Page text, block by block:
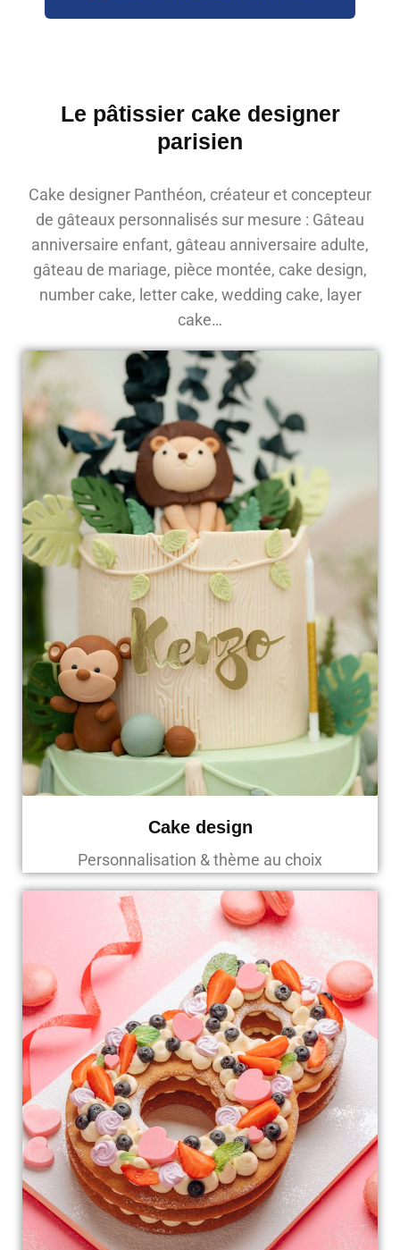
Le pâtissier cake designer
parisien
Cake designer Panthéon, créateur et concepteur
de gâteaux personnalisés sur mesure : Gâteau
anniversaire enfant, gâteau anniversaire adulte,
gâteau de mariage, pièce montée, cake design,
number cake, letter cake, wedding cake, layer
cake…
Cake design
Personnalisation & thème au choix